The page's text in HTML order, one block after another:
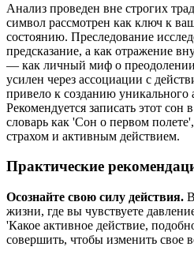
Анализ проведен вне строгих
символ рассмотрен как ключ к
состоянию. Преследование
предсказание, а как отражение
— как личный миф о
усилен через ассоциации с
привело к созданию
Рекомендуется записать этот
словарь как 'Сон о первом
страхом и активным действием.
Практические
Осознайте свою силу действия.
жизни, где вы чувствуете
'Какое активное действие,
совершить, чтобы изменить свое